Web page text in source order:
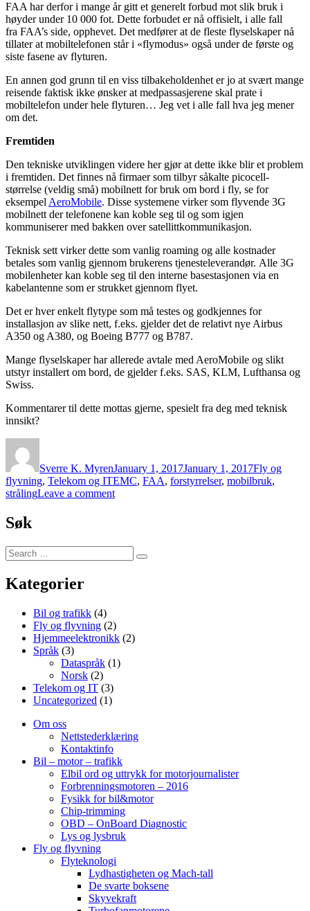
FAA har derfor i mange år gitt et generelt forbud mot slik bruk i
høyder under 10 000 fot. Dette forbudet er nå offisielt, i alle fall
fra FAA’s side, opphevet. Det medfører at de fleste flyselskaper nå
tillater at mobiltelefonen står i «flymodus» også under de første og
siste fasene av flyturen.
En annen god grunn til en viss tilbakeholdenhet er jo at svært mange
reisende faktisk ikke ønsker at medpassasjerene skal prate i
mobiltelefon under hele flyturen… Jeg vet i alle fall hva jeg mener
om det.
Fremtiden
Den tekniske utviklingen videre her gjør at dette ikke blir et problem
i fremtiden. Det finnes nå firmaer som tilbyr såkalte picocell-
størrelse (veldig små) mobilnett for bruk om bord i fly, se for
eksempelAeroMobile. Disse systemene virker som flyvende 3G
mobilnett der telefonene kan koble seg til og som igjen
kommuniserer med bakken over satellittkommunikasjon.
Teknisk sett virker dette som vanlig roaming og alle kostnader
betales som vanlig gjennom brukerens tjenesteleverandør. Alle 3G
mobilenheter kan koble seg til den interne basestasjonen via en
kabelantenne som er strukket gjennom flyet.
Det er hver enkelt flytype som må testes og godkjennes for
installasjon av slike nett, f.eks. gjelder det de relativt nye Airbus
A350 og A380, og Boeing B777 og B787.
Mange flyselskaper har allerede avtale med AeroMobile og slikt
utstyr installert om bord, de gjelder f.eks. SAS, KLM, Lufthansa og
Swiss.
Kommentarer til dette mottas gjerne, spesielt fra deg med teknisk
innsikt?
Sverre K. MyrenJanuary 1, 2017January 1, 2017Fly og
flyvning, Telekom og ITTags
EMC, FAA, forstyrrelser, mobilbruk,
strålingLeave a commenton
Søk
Search
for:
Search
Kategorier
Bil og trafikk (4)
Fly og flyvning (2)
Hjemmeelektronikk (2)
Språk (3)
Dataspråk (1)
Norsk (2)
Telekom og IT (3)
Uncategorized (1)
Om oss
Nettstederklæring
Kontaktinfo
Bil – motor – trafikk
Elbil ord og uttrykk for motorjournalister
Forbrenningsmotoren – 2016
Fysikk for bil&motor
Chip-trimming
OBD – OnBoard Diagnostic
Lys og lysbruk
Fly og flyvning
Flyteknologi
Lydhastigheten og Mach-tall
De svarte boksene
Skyvekraft